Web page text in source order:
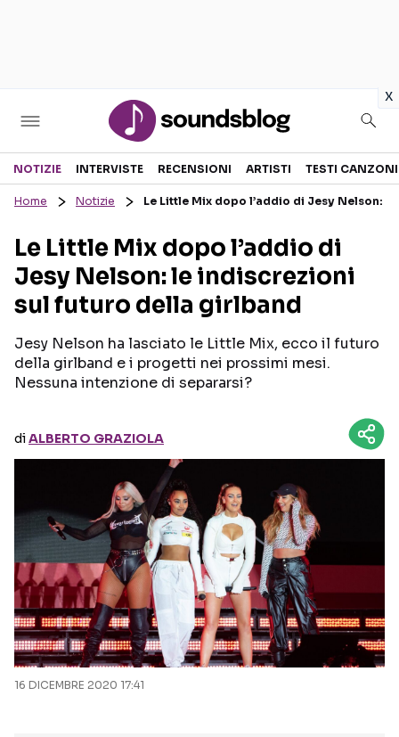
x
Sezioni
RECENSIONI MUSICALI
INTERVISTE
GOSSIP E CURIOSITÀ
TESTI CANZONI
TOUR ED EVENTI
TALENT SHOW
Seguici sui social
NOTIZIE INTERVISTE RECENSIONI ARTISTI TESTI CANZONI
Home Notizie Le Little Mix dopo l’addio di Jesy Nelson:
Le Little Mix dopo l’addio di
Jesy Nelson: le indiscrezioni
sul futuro della girlband
Jesy Nelson ha lasciato le Little Mix, ecco il futuro
della girlband e i progetti nei prossimi mesi.
Nessuna intenzione di separarsi?
diALBERTO GRAZIOLA
16 DICEMBRE 2020 17:41